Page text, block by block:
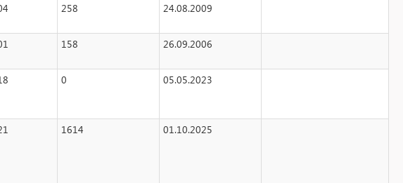
258 24.08.2009
158 26.09.2006
0 05.05.2023
1614 01.10.2025